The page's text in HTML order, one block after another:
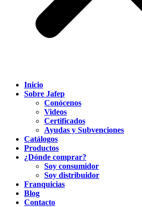
Inicio
Sobre Jafep
Conócenos
Videos
Certificados
Ayudas y Subvenciones
Catálogos
Productos
¿Dónde comprar?
Soy consumidor
Soy distribuidor
Franquicias
Blog
Contacto